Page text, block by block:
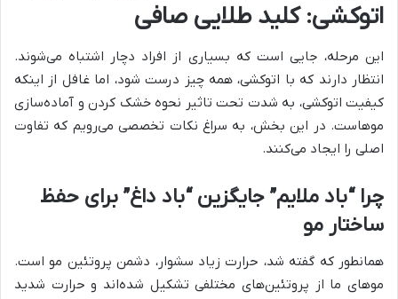
اتوکشی: کلید طلایی صافی
این مرحله، جایی است که بسیاری از افراد دچار اشتباه می‌شوند.
انتظار دارند که با اتوکشی، همه چیز درست شود، اما غافل از اینکه
کیفیت اتوکشی، به شدت تحت تاثیر نحوه خشک کردن و آماده‌سازی
موهاست. در این بخش، به سراغ نکات تخصصی می‌رویم که تفاوت
اصلی را ایجاد می‌کنند.
چرا “باد ملایم” جایگزین “باد داغ” برای حفظ
ساختار مو
همانطور که گفته شد، حرارت زیاد سشوار، دشمن پروتئین مو است.
موهای ما از پروتئین‌های مختلفی تشکیل شده‌اند و حرارت شدید